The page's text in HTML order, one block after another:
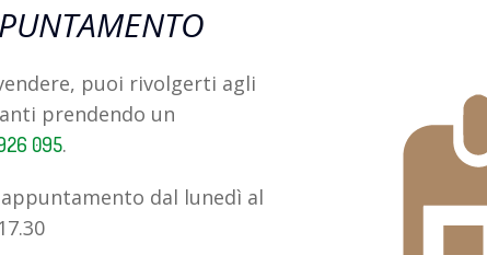
puoi rivolgerti agli
prendendo un
095.
dal lunedì al